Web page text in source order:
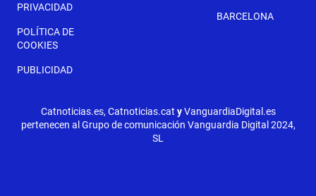
PRIVACIDAD
POLÍTICA DE
COOKIES
PUBLICIDAD
BARCELONA
Catnoticias.es, Catnoticias.cat yVanguardiaDigital.es
pertenecen al Grupo de comunicación Vanguardia Digital 2024,
SL